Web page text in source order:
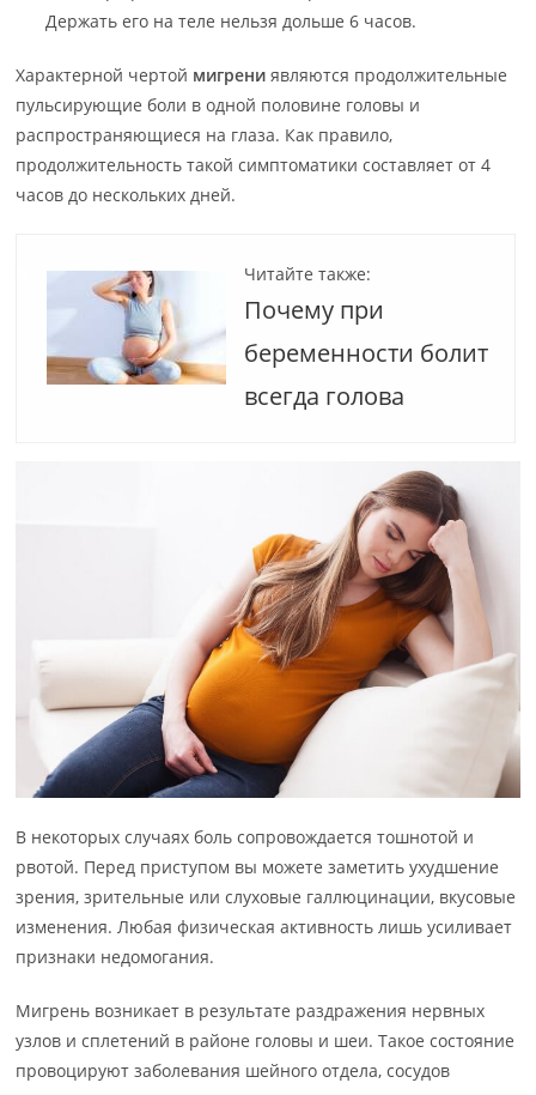
Держать его на теле нельзя дольше 6 часов.
Характерной чертой мигрени являются продолжительные
пульсирующие боли в одной половине головы и
распространяющиеся на глаза. Как правило,
продолжительность такой симптоматики составляет от 4
часов до нескольких дней.
Читайте также:
Почему при
беременности болит
всегда голова
В некоторых случаях боль сопровождается тошнотой и
рвотой. Перед приступом вы можете заметить ухудшение
зрения, зрительные или слуховые галлюцинации, вкусовые
изменения. Любая физическая активность лишь усиливает
признаки недомогания.
Мигрень возникает в результате раздражения нервных
узлов и сплетений в районе головы и шеи. Такое состояние
провоцируют заболевания шейного отдела, сосудов